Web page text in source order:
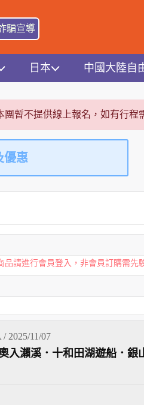
騙宣導
日本 中國大陸自
團暫不提供線上報名，如有行程
優惠
品請進行會員登入，非會員訂購需先
2025/11/07
入瀨溪．十和田湖遊船．